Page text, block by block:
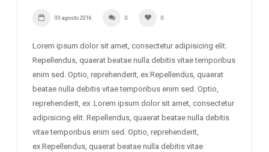
03 agosto 2016 0 0
Lorem ipsum dolor sit amet, consectetur adipisicing elit.
Repellendus, quaerat beatae nulla debitis vitae temporibus
enim sed. Optio, reprehenderit, ex.Repellendus, quaerat
beatae nulla debitis vitae temporibus enim sed. Optio,
reprehenderit, ex .Lorem ipsum dolor sit amet, consectetur
adipisicing elit. Repellendus, quaerat beatae nulla debitis
vitae temporibus enim sed. Optio, reprehenderit,
ex.Repellendus, quaerat beatae nulla debitis vitae